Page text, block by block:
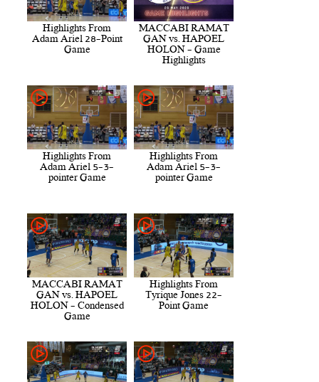
MACCABI RAMAT
GAN vs. HAPOEL
HOLON - Game
Highlights
Highlights From
Adam Ariel 28-Point
Game
Highlights From
Adam Ariel 5-3-
pointer Game
Highlights From
Adam Ariel 5-3-
pointer Game
Highlights From
Tyrique Jones 22-
Point Game
MACCABI RAMAT
GAN vs. HAPOEL
HOLON - Condensed
Game